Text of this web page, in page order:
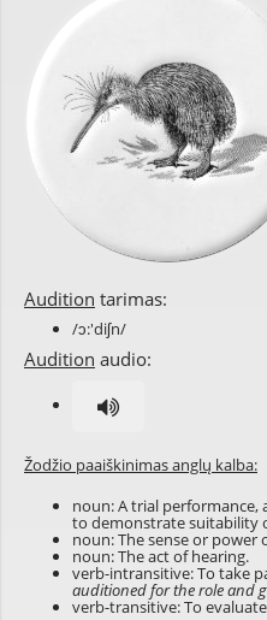
Audition tarimas:
/ɔ:'diʃn/
Audition audio:
Žodžio paaiškinimas anglų kalba:
noun: A trial performance,
to demonstrate suitability
noun: The sense or power
noun: The act of hearing.
verb-intransitive: To take
auditioned for the role and
verb-transitive: To